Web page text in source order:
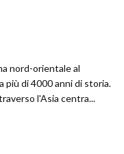
nord-orientale al
più di 4000 anni di storia.
l'Asia centra...